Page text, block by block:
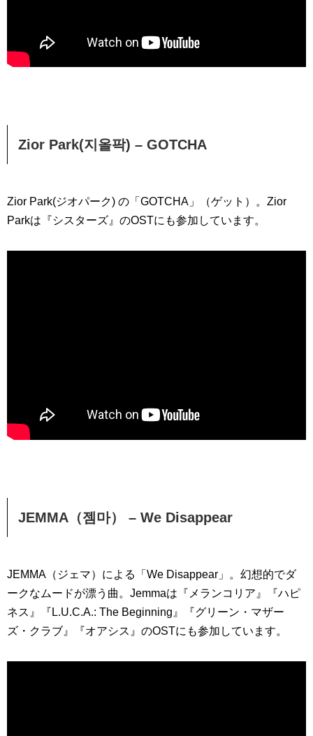
Zior Park(지올팍) – GOTCHA
Zior Park(ジオパーク) の「GOTCHA」（ゲット）。Zior
Parkは『シスターズ』のOSTにも参加しています。
JEMMA（젬마） – We Disappear
JEMMA（ジェマ）による「We Disappear」。幻想的でダ
ークなムードが漂う曲。Jemmaは『メランコリア』『ハピ
ネス』『L.U.C.A.: The Beginning』『グリーン・マザー
ズ・クラブ』『オアシス』のOSTにも参加しています。